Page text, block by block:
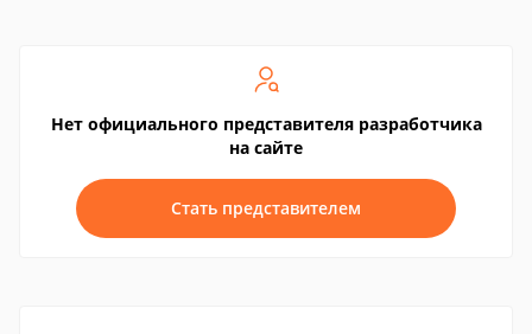
Нет официального представителя разработчика
на сайте
Стать представителем